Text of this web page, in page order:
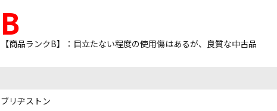
B
【商品ランクB】：目立たない程度の使用傷はあるが、良質な中古品
ブリヂストン